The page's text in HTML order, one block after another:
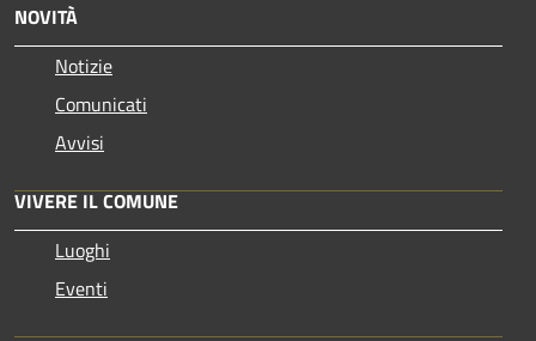
NOVITÀ
Notizie
Comunicati
Avvisi
VIVERE IL COMUNE
Luoghi
Eventi